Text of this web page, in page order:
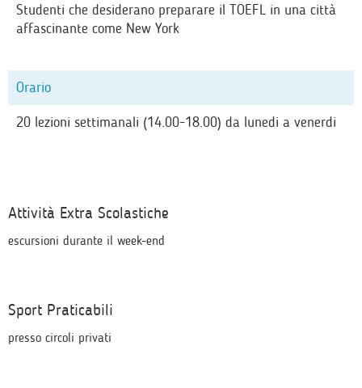
Studenti che desiderano preparare il TOEFL in una città
affascinante come New York
Orario
20 lezioni settimanali (14.00-18.00) da lunedi a venerdi
Attività Extra Scolastiche
escursioni durante il week-end
Sport Praticabili
presso circoli privati